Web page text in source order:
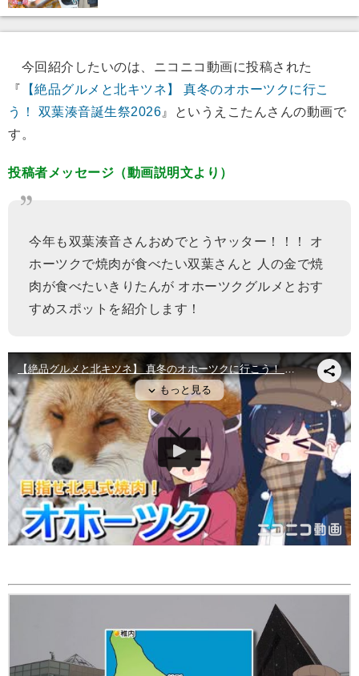
今回紹介したいのは、ニコニコ動画に投稿された
『 【絶品グルメと北キツネ】 真冬のオホーツクに行こ
う！ 双葉湊音誕生祭2026 』というえこたんさんの動画で
す。
投稿者メッセージ（動画説明文より）
今年も双葉湊音さんおめでとうヤッター！！！ オ
ホーツクで焼肉が食べたい双葉さんと 人の金で焼
肉が食べたいきりたんが オホーツクグルメとおす
すめスポットを紹介します！